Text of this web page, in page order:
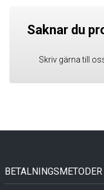
Saknar du
Skriv gärna till
BETALNINGSMETODER